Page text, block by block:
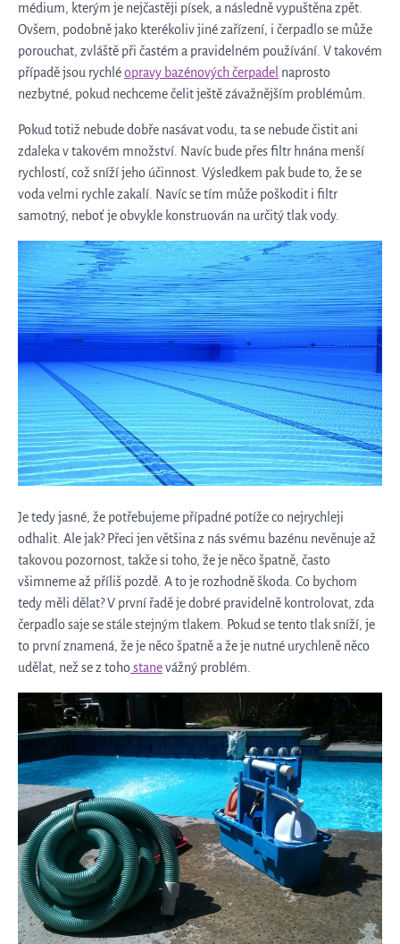
médium, kterým je nejčastěji písek, a následně vypuštěna zpět.
Ovšem, podobně jako kterékoliv jiné zařízení, i čerpadlo se může
porouchat, zvláště při častém a pravidelném používání. V takovém
případě jsou rychléopravy bazénových čerpadel naprosto
nezbytné, pokud nechceme čelit ještě závažnějším problémům.
Pokud totiž nebude dobře nasávat vodu, ta se nebude čistit ani
zdaleka v takovém množství. Navíc bude přes filtr hnána menší
rychlostí, což sníží jeho účinnost. Výsledkem pak bude to, že se
voda velmi rychle zakalí. Navíc se tím může poškodit i filtr
samotný, neboť je obvykle konstruován na určitý tlak vody.
Je tedy jasné, že potřebujeme případné potíže co nejrychleji
odhalit. Ale jak? Přeci jen většina z nás svému bazénu nevěnuje až
takovou pozornost, takže si toho, že je něco špatně, často
všimneme až příliš pozdě. A to je rozhodně škoda. Co bychom
tedy měli dělat?V první řadě je dobré pravidelně kontrolovat, zda
čerpadlo saje se stále stejným tlakem. Pokud se tento tlak sníží, je
to první znamená, že je něco špatně a že je nutné urychleně něco
udělat, než se z toho stanevážný problém.